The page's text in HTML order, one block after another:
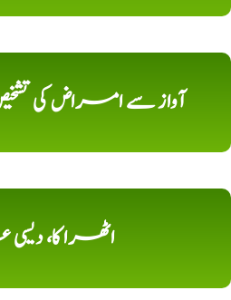
آواز سے امراض کی
اٹھرا کا،